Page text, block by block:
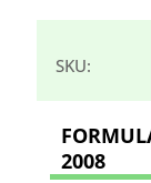
SKU:
2008